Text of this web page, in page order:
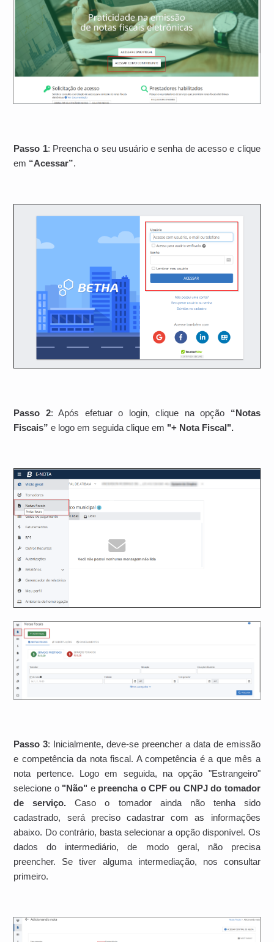
Passo 1: Preencha o seu usuário e senha de acesso e clique
em “Acessar”.
Passo 2: Após efetuar o login, clique na opção “Notas
Fiscais”e logo em seguida clique em "+ Nota Fiscal".
Passo 3: Inicialmente, deve-se preencher a data de emissão
e competência da nota fiscal. A competência é a que mês a
nota pertence. Logo em seguida, na opção "Estrangeiro"
selecione o "Não" e preencha o CPF ou CNPJ do tomador
de serviço.Caso o tomador ainda não tenha sido
cadastrado, será preciso cadastrar com as informações
abaixo. Do contrário, basta selecionar a opção disponível. Os
dados do intermediário, de modo geral, não precisa
preencher. Se tiver alguma intermediação, nos consultar
primeiro.